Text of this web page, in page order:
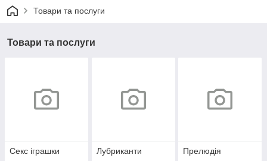
Товари та послуги
Товари та послуги
Секс іграшки Лубриканти Прелюдія